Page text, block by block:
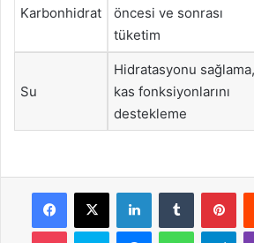
Karbonhidrat
öncesi ve sonrası
tüketim
Su
Hidratasyonu sağlama,
kas fonksiyonlarını
destekleme
Facebook
X LinkedInTumblr
Pocket Skype MessengerWhatsApp